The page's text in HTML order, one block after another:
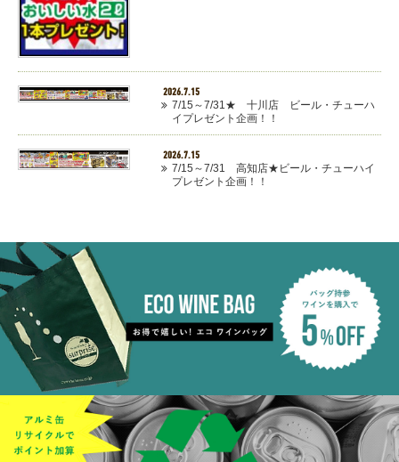
2026.7.15
7/15～7/31★ 十川店 ビール・チューハ
イプレゼント企画！！
2026.7.15
7/15～7/31 高知店★ビール・チューハイ
プレゼント企画！！